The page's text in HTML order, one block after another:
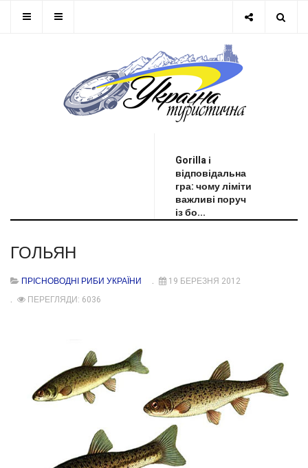
Gorilla і
відповідальна
гра: чому ліміти
важливі поруч
із бо...
ГОЛЬЯН
ПРІСНОВОДНІ РИБИ УКРАЇНИ
19 БЕРЕЗНЯ 2012
ПЕРЕГЛЯДИ: 6036